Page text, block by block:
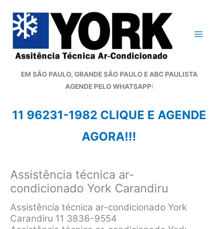
para
conteúdo
EM SÃO PAULO, GRANDE SÃO PAULO E ABC PAULISTA
AGENDE PELO WHATSAPP:
11 96231-1982 CLIQUE E AGENDE
AGORA!!!
Assistência técnica ar-
condicionado York Carandiru
Assistência técnica ar-condicionado York
Carandiru 11 3836-9554